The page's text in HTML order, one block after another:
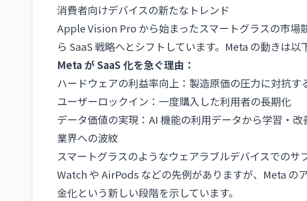
消費者向けデバイスの新たなトレンド
Apple Vision Pro から始まったスマートグラスの市場
ら SaaS 戦略へとシフトしています。Meta の動きは以
Meta が SaaS 化を急ぐ理由：
ハードウェアの利益率向上：製造原価の圧力に対抗す
ユーザーロックイン：一度購入した利用者の長期化
データ価値の実現：AI 機能の利用データから学習・改
業界への波紋
スマートグラスのようなウェアラブルデバイスでの
Watch や AirPods などの先例がありますが、Meta の
金化という新しい段階を示しています。